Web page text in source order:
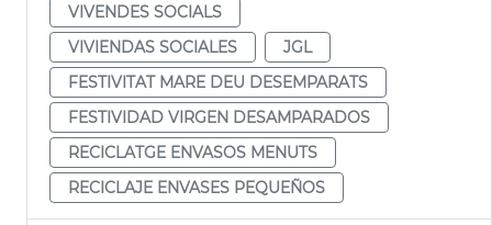
VIVENDES SOCIALS
VIVIENDAS SOCIALES
JGL
FESTIVITAT MARE DEU DESEMPARATS
FESTIVIDAD VIRGEN DESAMPARADOS
RECICLATGE ENVASOS MENUTS
RECICLAJE ENVASES PEQUEÑOS